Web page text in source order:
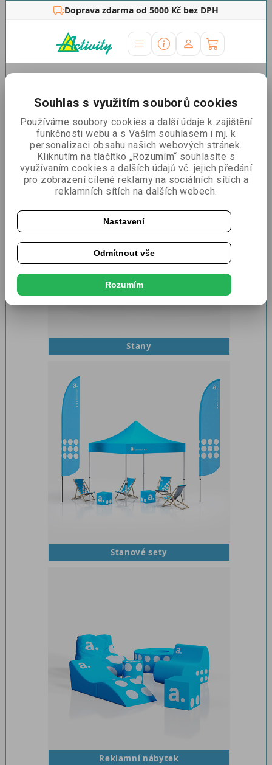
Doprava zdarma od 5000 Kč bez DPH
Reklamní stany, nafukovadla,
vlajky a reklamní nábytek pro
jedinečnou venkovní reklamu
Stany
Stanové sety
Reklamní nábytek
Souhlas s využitím souborů cookies
Používáme soubory cookies a další údaje k zajištění
funkčnosti webu a s Vaším souhlasem i mj. k
personalizaci obsahu našich webových stránek.
Kliknutím na tlačítko „Rozumím“ souhlasíte s
využívaním cookies a dalších údajů vč. jejich předání
pro zobrazení cílené reklamy na sociálních sítích a
reklamních sítích na dalších webech.
Nastavení
Odmítnout vše
Rozumím